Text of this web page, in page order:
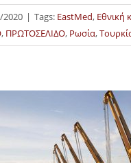
2020 | Tags: EastMed, Εθνική
, ΠΡΩΤΟΣΕΛΙΔΟ, Ρωσία,